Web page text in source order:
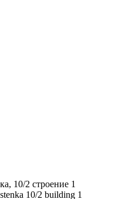
10/2 строение 1
10/2 building 1